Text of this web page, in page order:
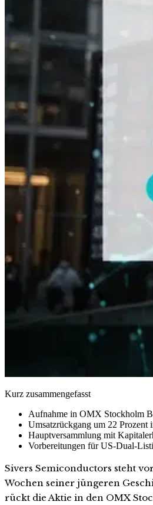
Kurz zusammengefasst
Aufnahme in OMX Stockholm
Umsatzrückgang um 22 Prozent
Hauptversammlung mit
Vorbereitungen für US-Dual-
Sivers Semiconductors steht
Wochen seiner jüngeren
rückt die Aktie in den OMX